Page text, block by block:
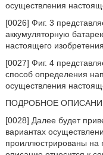
осуществления
[0026] Фиг. 3
аккумуляторную
настоящего
[0027] Фиг. 4
способ определения
осуществления
ПОДРОБНОЕ
[0028] Далее будет
вариантах
проиллюстрированы на